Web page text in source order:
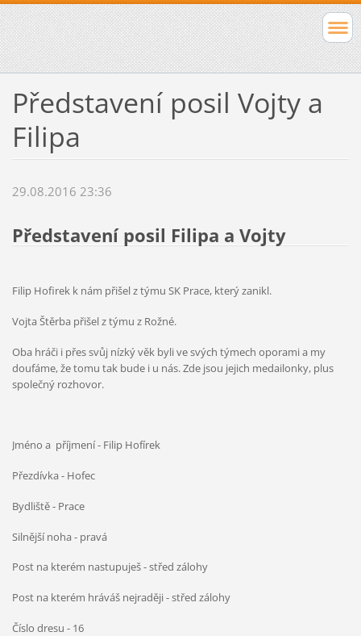
Představení posil Vojty a
Filipa
29.08.2016 23:36
Představení posil Filipa a Vojty
Filip Hofirek k nám přišel z týmu SK Prace, který zanikl.
Vojta Štěrba přišel z týmu z Rožné.
Oba hráči i přes svůj nízký věk byli ve svých týmech oporami a my
doufáme, že tomu tak bude i u nás. Zde jsou jejich medailonky, plus
společný rozhovor.
Jméno a příjmení - Filip Hofírek
Přezdívka - Hofec
Bydliště - Prace
Silnější noha - pravá
Post na kterém nastupuješ - střed zálohy
Post na kterém hráváš nejraději - střed zálohy
Číslo dresu - 16